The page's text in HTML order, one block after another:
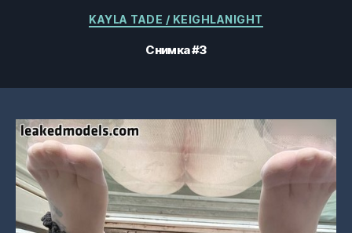
Категории
KAYLA TADE / KEIGHLANIGHT
Снимка #3